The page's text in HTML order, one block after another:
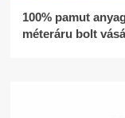
100% pamut
méteráru bolt